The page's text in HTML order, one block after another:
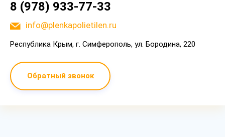
8 (978) 933-77-33
info@plenkapolietilen.ru
Республика Крым, г. Симферополь, ул. Бородина, 220
Обратный звонок